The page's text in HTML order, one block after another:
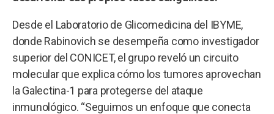
Desde el Laboratorio de Glicomedicina del IBYME,
donde Rabinovich se desempeña como investigador
superior del CONICET, el grupo reveló un circuito
molecular que explica cómo los tumores aprovechan
la Galectina-1 para protegerse del ataque
inmunológico. “Seguimos un enfoque que conecta